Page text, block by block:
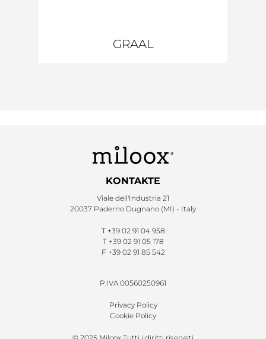
GRAAL
KONTAKTE
Viale dell'Industria 21
20037 Paderno Dugnano (MI) - Italy
T +39 02 91 04 958
T +39 02 91 05 178
F +39 02 91 85 542
P.IVA 00560250961
Privacy Policy
Cookie Policy